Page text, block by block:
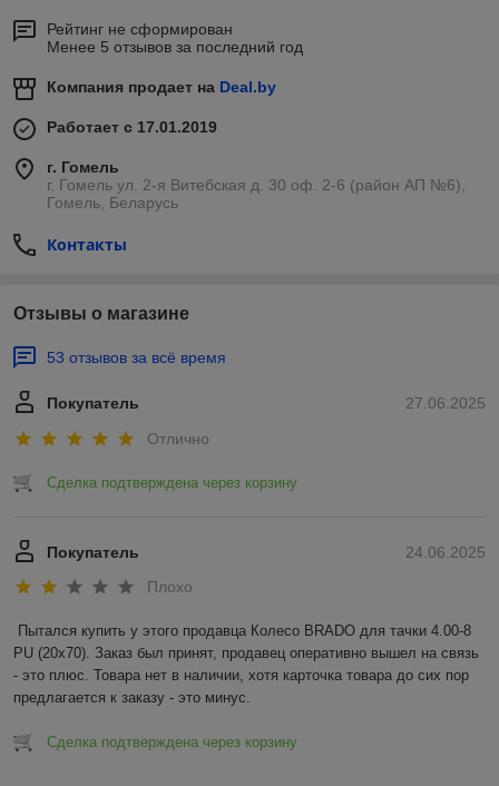
Рейтинг не сформирован
Менее 5 отзывов за последний год
Компания продает на Deal.by
Работает с 17.01.2019
г. Гомель
г. Гомель ул. 2-я Витебская д. 30 оф. 2-6 (район АП №6),
Гомель, Беларусь
Контакты
Отзывы о магазине
53 отзывов за всё время
27.06.2025
Покупатель
Отлично
Сделка подтверждена через корзину
24.06.2025
Покупатель
Плохо
Пытался купить у этого продавца Колесо BRADO для тачки 4.00-8
PU (20x70). Заказ был принят, продавец оперативно вышел на связь
- это плюс. Товара нет в наличии, хотя карточка товара до сих пор
предлагается к заказу - это минус.
Сделка подтверждена через корзину